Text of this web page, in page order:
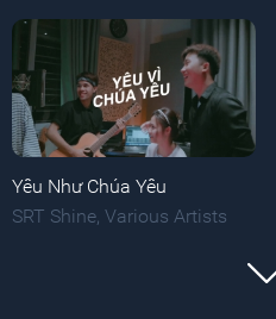
Yêu Như Chúa Yêu
SRT Shine Various Artists